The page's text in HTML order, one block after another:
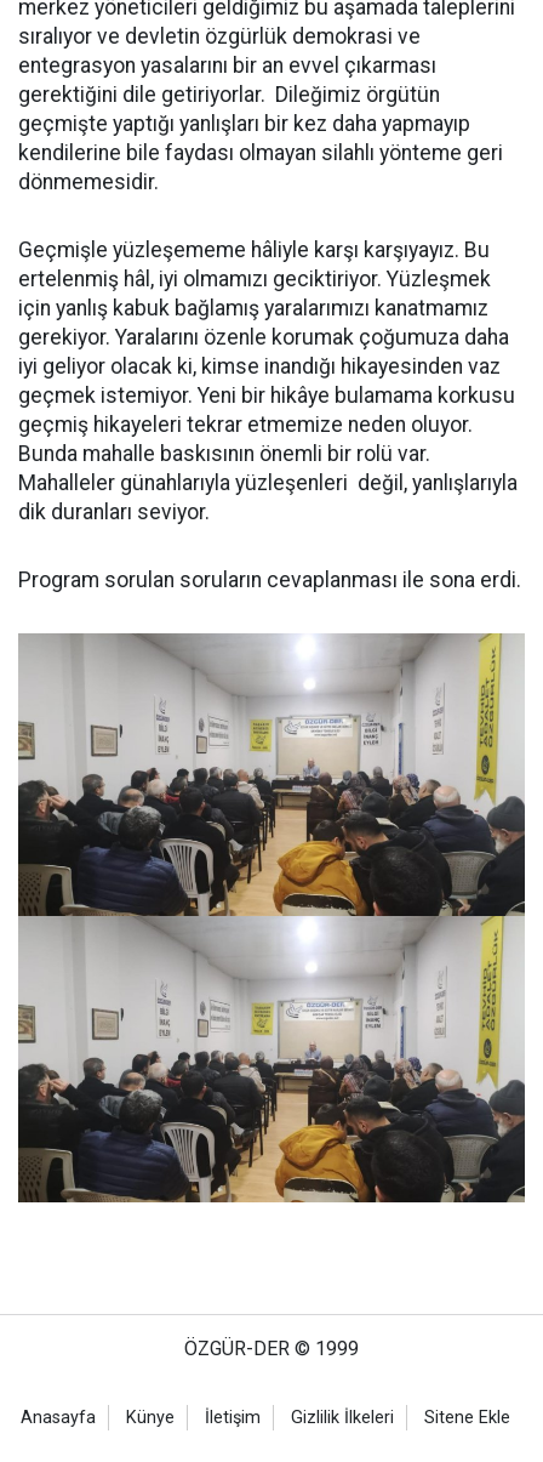
merkez yöneticileri geldiğimiz bu aşamada taleplerini
sıralıyor ve devletin özgürlük demokrasi ve
entegrasyon yasalarını bir an evvel çıkarması
gerektiğini dile getiriyorlar. Dileğimiz örgütün
geçmişte yaptığı yanlışları bir kez daha yapmayıp
kendilerine bile faydası olmayan silahlı yönteme geri
dönmemesidir.
Geçmişle yüzleşememe hâliyle karşı karşıyayız. Bu
ertelenmiş hâl, iyi olmamızı geciktiriyor. Yüzleşmek
için yanlış kabuk bağlamış yaralarımızı kanatmamız
gerekiyor. Yaralarını özenle korumak çoğumuza daha
iyi geliyor olacak ki, kimse inandığı hikayesinden vaz
geçmek istemiyor. Yeni bir hikâye bulamama korkusu
geçmiş hikayeleri tekrar etmemize neden oluyor.
Bunda mahalle baskısının önemli bir rolü var.
Mahalleler günahlarıyla yüzleşenleri değil, yanlışlarıyla
dik duranları seviyor.
Program sorulan soruların cevaplanması ile sona erdi.
ÖZGÜR-DER © 1999
Anasayfa Künye İletişim Gizlilik İlkeleri Sitene Ekle